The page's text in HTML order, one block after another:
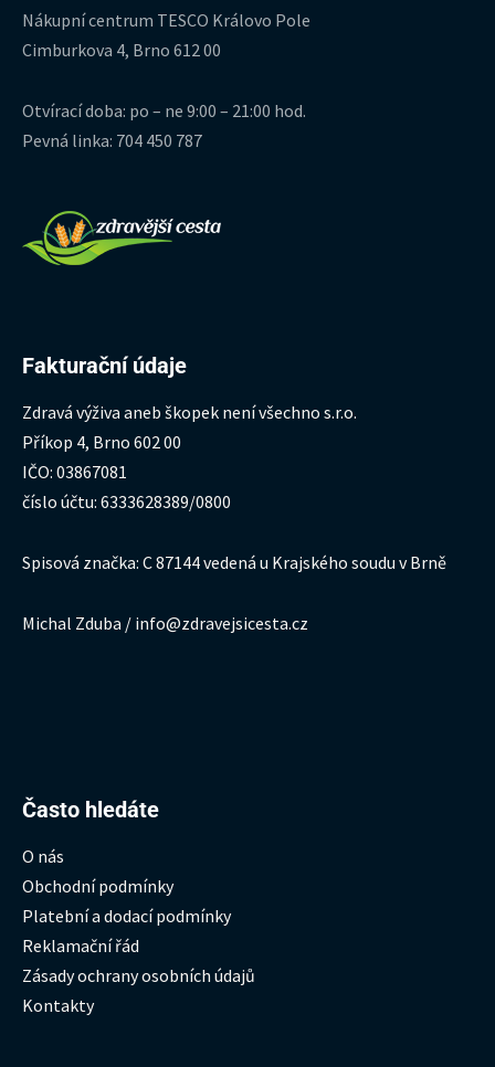
Nákupní centrum TESCO Královo Pole
Cimburkova 4, Brno 612 00
Otvírací doba: po – ne 9:00 – 21:00 hod.
Pevná linka: 704 450 787
Fakturační údaje
Zdravá výživa aneb škopek není všechno s.r.o.
Příkop 4, Brno 602 00
IČO: 03867081
číslo účtu: 6333628389/0800
Spisová značka: C 87144 vedená u Krajského soudu v Brně
Michal Zduba / info@zdravejsicesta.cz
Často hledáte
O nás
Obchodní podmínky
Platební a dodací podmínky
Reklamační řád
Zásady ochrany osobních údajů
Kontakty
Hledat: